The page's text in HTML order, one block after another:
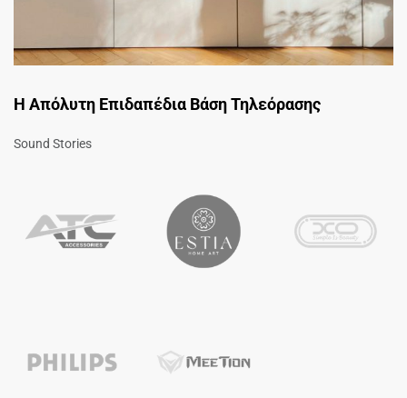
Η Απόλυτη Επιδαπέδια Βάση Τηλεόρασης
Sound Stories